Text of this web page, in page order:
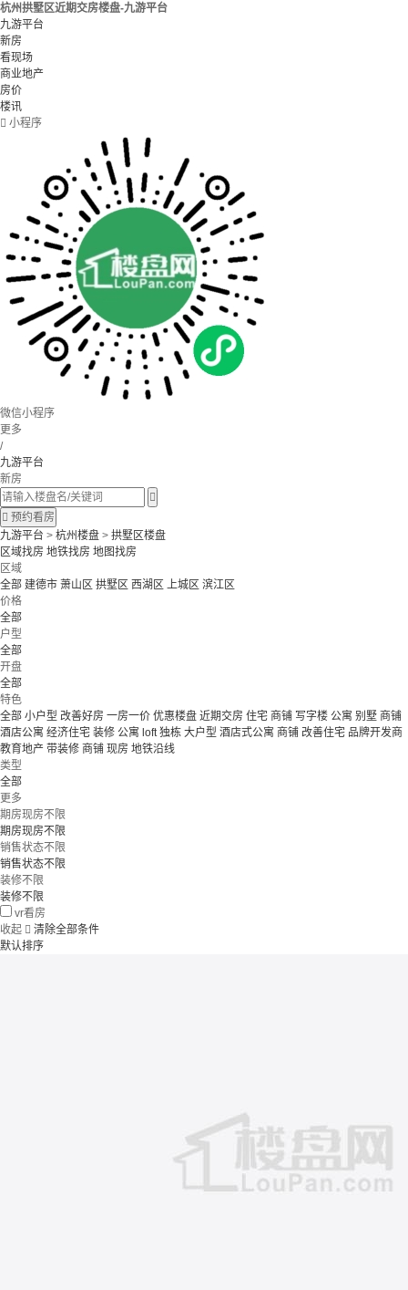
杭州拱墅区近期交房楼盘-九游平台
九游平台
新房
看现场
商业地产
房价
楼讯
 小程序
微信小程序
更多
/
九游平台
新房

 预约看房
九游平台 > 杭州楼盘 > 拱墅区楼盘
区域找房 地铁找房 地图找房
区域
全部 建德市 萧山区 拱墅区 西湖区 上城区 滨江区
价格
全部
户型
全部
开盘
全部
特色
全部 小户型 改善好房 一房一价 优惠楼盘 近期交房 住宅 商铺 写字楼 公寓 别墅 商铺
酒店公寓 经济住宅 装修 公寓 loft独栋 大户型 酒店式公寓 商铺 改善住宅 品牌开发商
教育地产 带装修 商铺 现房 地铁沿线
类型
全部
更多
期房现房不限
期房现房不限
销售状态不限
销售状态不限
装修不限
装修不限
vr看房
收起  清除全部条件
默认排序